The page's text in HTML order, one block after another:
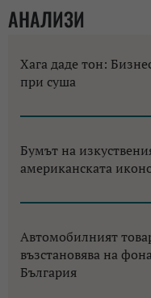
АНАЛИЗИ
Хага даде тон:
при суша
Бумът на
американската
Автомобилният
възстановява на
България